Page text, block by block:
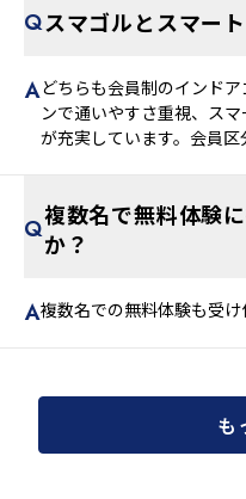
スマゴルとスマー
どちらも会員制のインド
ンで通いやすさ重視、ス
が充実しています。会員区
複数名で無料体験
か？
複数名での無料体験も受け
も